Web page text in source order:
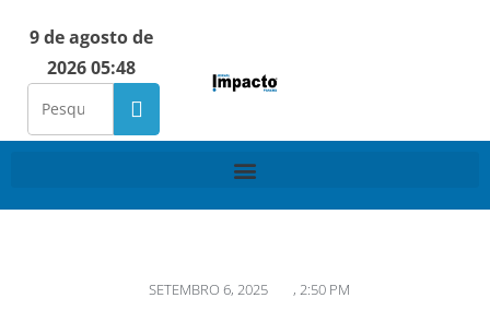
9 de agosto de
2026 05:48
SETEMBRO 6, 2025 , 2:50 PM